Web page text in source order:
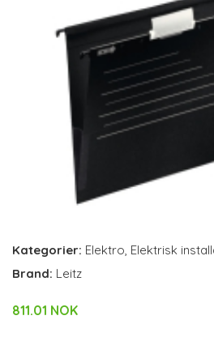
Kategorier: Elektro Elektrisk
Brand: Leitz
811.01 NOK